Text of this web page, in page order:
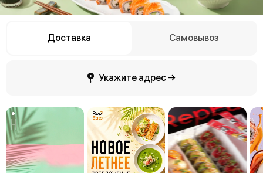
Доставка Самовывоз
Укажите адрес →